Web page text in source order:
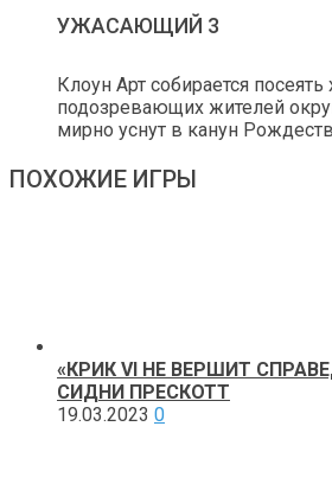
УЖАСАЮЩИЙ 3
Клоун Арт собирается
подозревающих жителей
мирно уснут в канун
ПОХОЖИЕ ИГРЫ
«КРИК VI НЕ ВЕРШИТ
СИДНИ ПРЕСКОТТ
19.03.2023 0